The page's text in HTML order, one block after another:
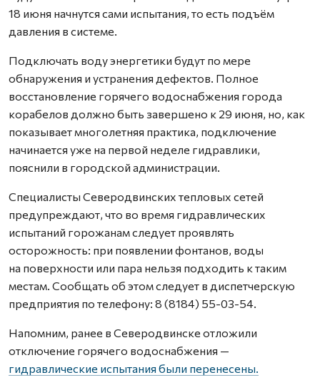
18 июня начнутся сами испытания, то есть подъём
давления в системе.
Подключать воду энергетики будут по мере
обнаружения и устранения дефектов. Полное
восстановление горячего водоснабжения города
корабелов должно быть завершено к 29 июня, но, как
показывает многолетняя практика, подключение
начинается уже на первой неделе гидравлики,
пояснили в городской администрации.
Специалисты Северодвинских тепловых сетей
предупреждают, что во время гидравлических
испытаний горожанам следует проявлять
осторожность: при появлении фонтанов, воды
на поверхности или пара нельзя подходить к таким
местам. Сообщать об этом следует в диспетчерскую
предприятия по телефону: 8 (8184) 55-03-54.
Напомним, ранее в Северодвинске отложили
отключение горячего водоснабжения —
гидравлические испытания были перенесены.